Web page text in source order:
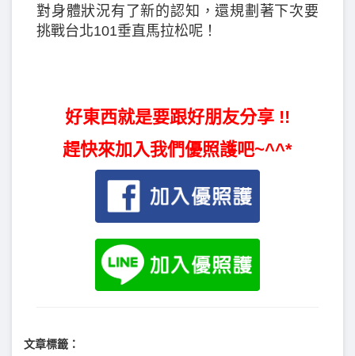
對身體狀況有了新的認知，還規劃著下次要
挑戰台北101垂直馬拉松呢！
好東西就是要跟好朋友分享 !!
趕快來加入我們優照護吧~^^*
文章標籤：